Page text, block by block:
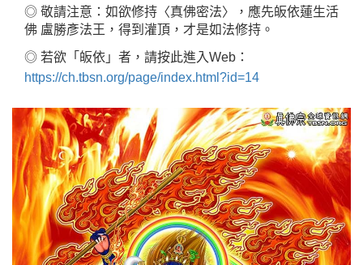
◎ 敬請注意：如欲修持〈真佛密法〉，應先皈依蓮生活
佛 盧勝彥法王，得到灌頂，才是如法修持。
◎ 若欲「皈依」者，請按此進入Web：
https://ch.tbsn.org/page/index.html?id=14